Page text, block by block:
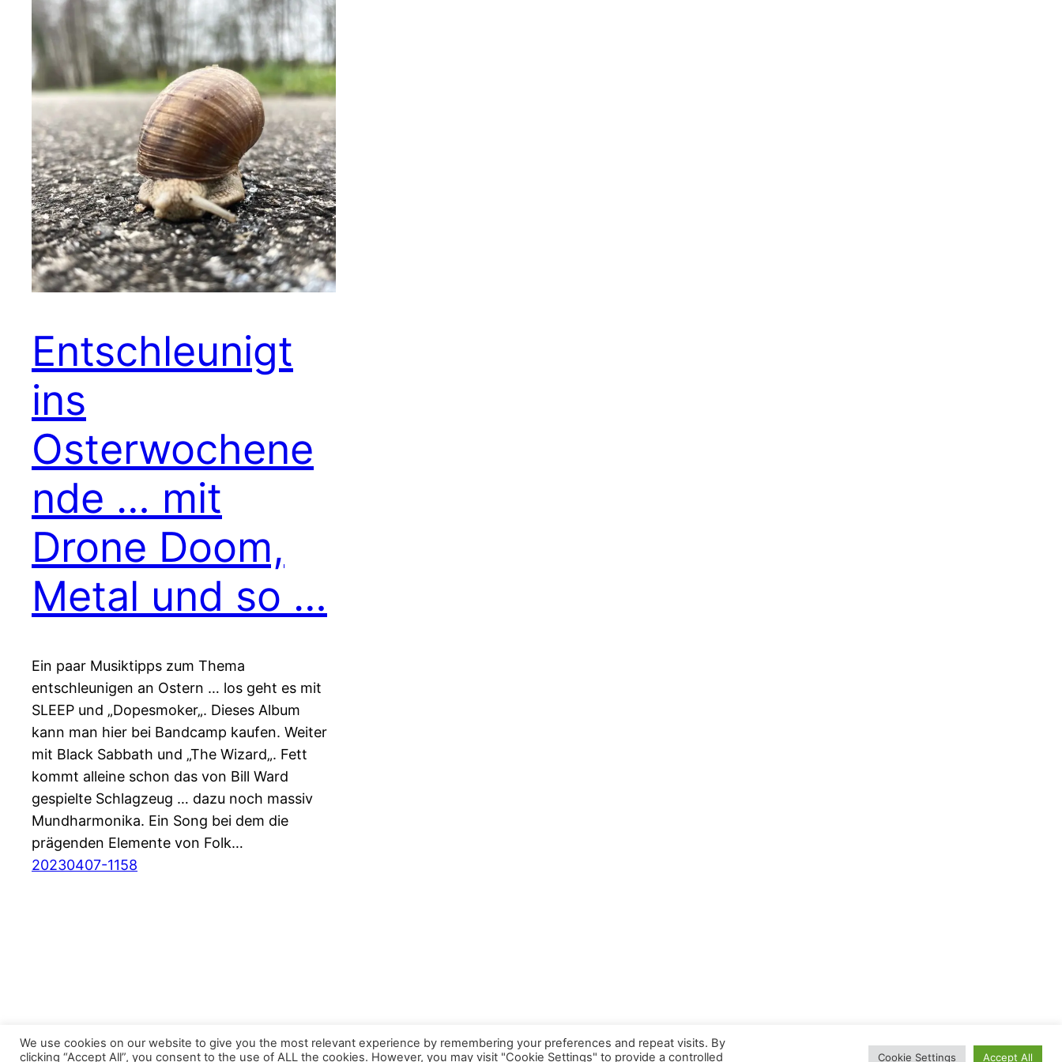
Entschleunigt
ins
Osterwochene
nde … mit
Drone Doom,
Metal und so …
Ein paar Musiktipps zum Thema
entschleunigen an Ostern … los geht es mit
SLEEP und „Dopesmoker„. Dieses Album
kann man hier bei Bandcamp kaufen. Weiter
mit Black Sabbath und „The Wizard„. Fett
kommt alleine schon das von Bill Ward
gespielte Schlagzeug … dazu noch massiv
Mundharmonika. Ein Song bei dem die
prägenden Elemente von Folk…
20230407-1158
We use cookies on our website to give you the most relevant experience by remembering your preferences and repeat visits. By
clicking “Accept All”, you consent to the use of ALL the cookies. However, you may visit "Cookie Settings" to provide a controlled
Cookie Settings Accept All